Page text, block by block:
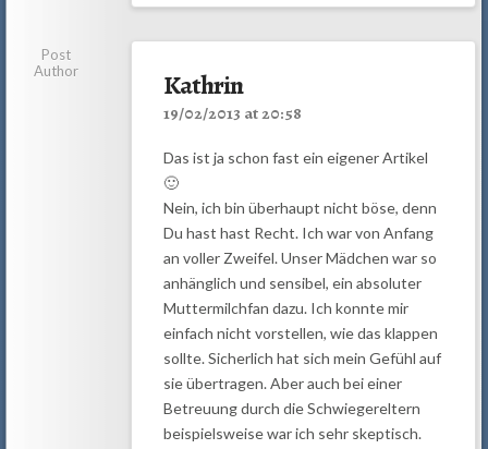
Post
Author
Kathrin
19/02/2013 at 20:58
Das ist ja schon fast ein eigener Artikel
🙂
Nein, ich bin überhaupt nicht böse, denn
Du hast hast Recht. Ich war von Anfang
an voller Zweifel. Unser Mädchen war so
anhänglich und sensibel, ein absoluter
Muttermilchfan dazu. Ich konnte mir
einfach nicht vorstellen, wie das klappen
sollte. Sicherlich hat sich mein Gefühl auf
sie übertragen. Aber auch bei einer
Betreuung durch die Schwiegereltern
beispielsweise war ich sehr skeptisch.